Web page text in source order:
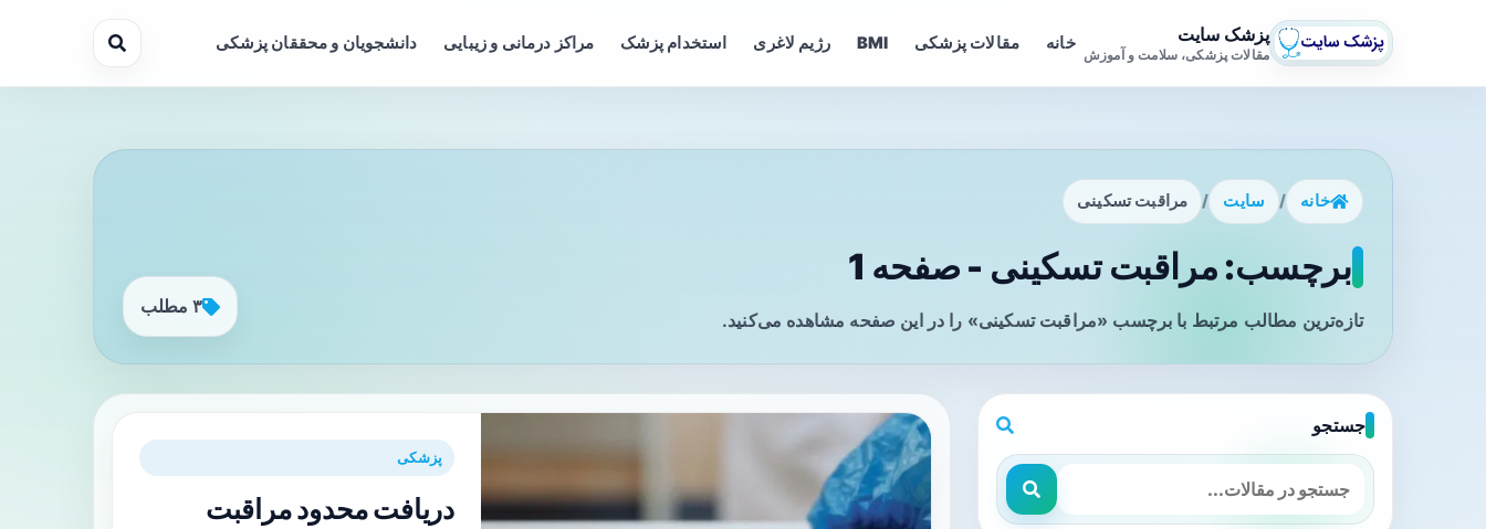
پزشک سایت
مقالات پزشکی، سلامت و آموزش
خانه مقالات پزشکی BMI رژیم لاغری استخدام پزشک مراکز درمانی و زیبایی دانشجویان و محققان پزشکی
خانه / سایت / مراقبت تسکینی
برچسب: مراقبت تسکینی - صفحه 1
تازه‌ترین مطالب مرتبط با برچسب «مراقبت تسکینی» را در این صفحه مشاهده می‌کنید.
۳ مطلب
پزشکی
دریافت محدود مراقبت
جستجو